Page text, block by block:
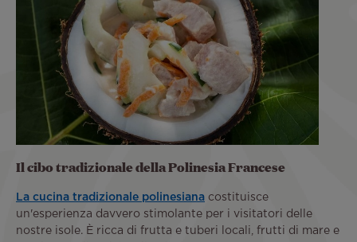
Il cibo tradizionale della Polinesia Francese
La cucina tradizionale polinesiana costituisce
un'esperienza davvero stimolante per i visitatori delle
nostre isole. È ricca di frutta e tuberi locali, frutti di mare e